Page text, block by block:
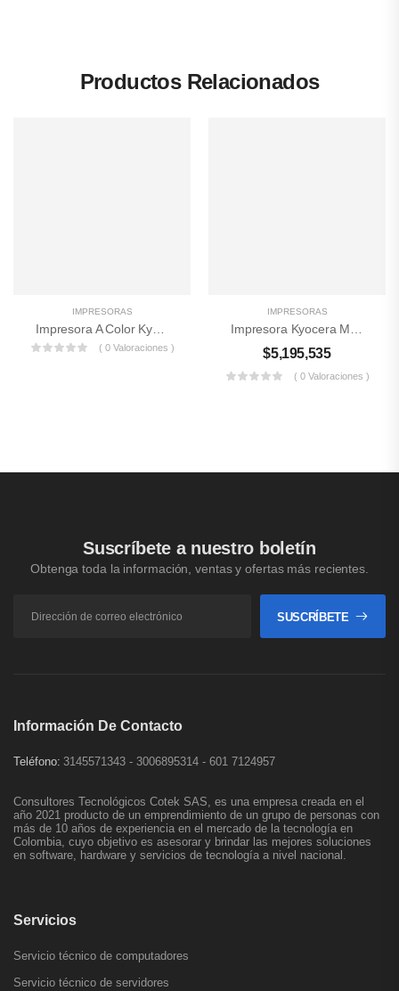
Productos Relacionados
IMPRESORAS
( 0 Valoraciones )
IMPRESORAS
$5,195,535
( 0 Valoraciones )
Suscríbete a nuestro boletín
Obtenga toda la información, ventas y ofertas más recientes.
SUSCRÍBETE
Información De Contacto
Teléfono: 3145571343 - 3006895314 - 601 7124957
Consultores Tecnológicos Cotek SAS, es una empresa creada en el
año 2021 producto de un emprendimiento de un grupo de personas con
más de 10 años de experiencia en el mercado de la tecnología en
Colombia, cuyo objetivo es asesorar y brindar las mejores soluciones
en software, hardware y servicios de tecnología a nivel nacional.
Servicios
Servicio técnico de computadores
Servicio técnico de servidores